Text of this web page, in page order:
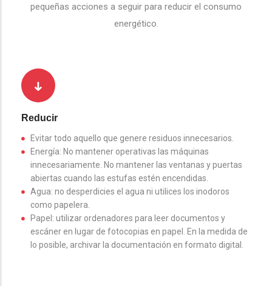
pequeñas acciones a seguir para reducir el consumo
energético.
Reducir
Evitar todo aquello que genere residuos innecesarios.
Energía: No mantener operativas las máquinas
innecesariamente. No mantener las ventanas y puertas
abiertas cuando las estufas estén encendidas.
Agua: no desperdicies el agua ni utilices los inodoros
como papelera.
Papel: utilizar ordenadores para leer documentos y
escáner en lugar de fotocopias en papel. En la medida de
lo posible, archivar la documentación en formato digital.